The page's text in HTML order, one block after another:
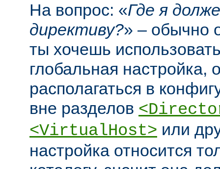
На вопрос: «Где я
директиву?» – обычно
ты хочешь
глобальная настройка,
располагаться в
вне разделов
<VirtualHost> или
настройка относится